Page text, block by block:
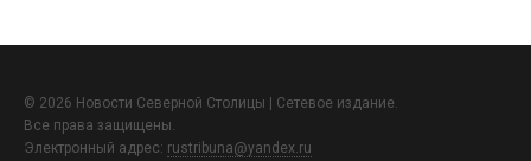
© 2026 Новости Северной Столицы | Сетевое издание.
Все права защищены.
Электронный адрес: rustribuna@yandex.ru